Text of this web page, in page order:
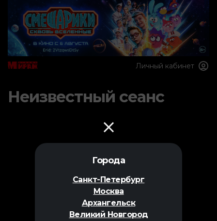
Города
Санкт-Петербург
Москва
Архангельск
Великий Новгород
Личный кабинет
Неизвестный сеанс